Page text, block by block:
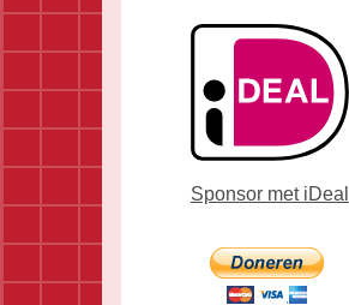
Sponsor met iDeal